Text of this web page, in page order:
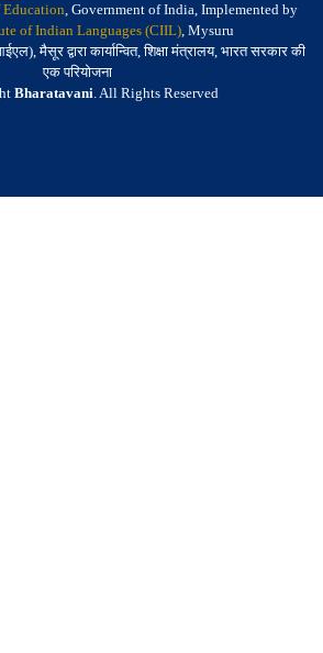
, Government of India, Implemented by
of Indian Languages (CIIL), Mysuru
मैसूर द्वारा कार्यान्वित, शिक्षा मंत्रालय, भारत सरकार की
एक परियोजना
Bharatavani. All Rights Reserved